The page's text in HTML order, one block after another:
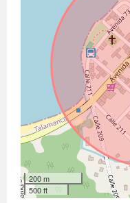
200 m
500 ft